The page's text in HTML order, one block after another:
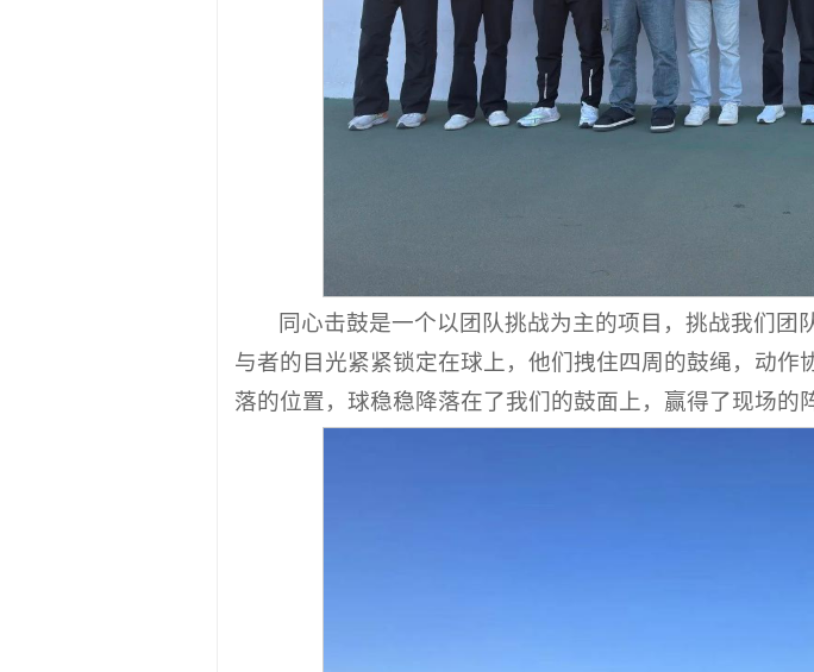
同心击鼓是一个以团队挑战为主的项目，挑战我们
与者的目光紧紧锁定在球上，他们拽住四周的鼓绳，动
落的位置，球稳稳降落在了我们的鼓面上，赢得了现场的